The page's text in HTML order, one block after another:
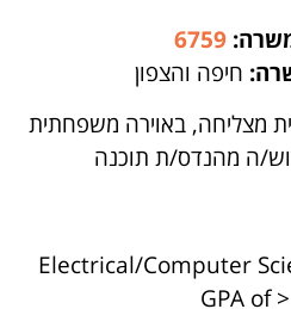
6759
חיפה והצפון
מצליחה, באוירה משפחתית
ה מהנדס/ת תוכנה
Electrical/Computer
GPA of